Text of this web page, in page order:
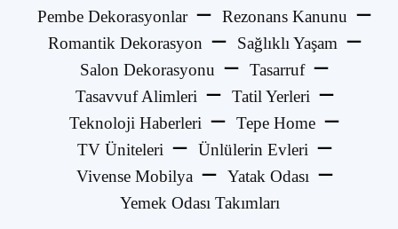
Pembe Dekorasyonlar
Rezonans Kanunu
Romantik Dekorasyon
Sağlıklı Yaşam
Salon Dekorasyonu
Tasarruf
Tasavvuf Alimleri
Tatil Yerleri
Teknoloji Haberleri
Tepe Home
TV Üniteleri
Ünlülerin Evleri
Vivense Mobilya
Yatak Odası
Yemek Odası Takımları